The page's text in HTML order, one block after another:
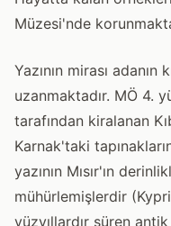
Müzesi'nde
Yazının mirası adanın
uzanmaktadır. MÖ 4.
tarafından kiralanan
Karnak'taki
yazının Mısır'ın
mühürlemişlerdir
yüzyıllardır süren